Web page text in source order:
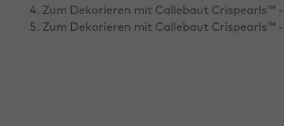
Zum Dekorieren mit Callebaut Crispearls™ -
Zum Dekorieren mit Callebaut Crispearls™ -